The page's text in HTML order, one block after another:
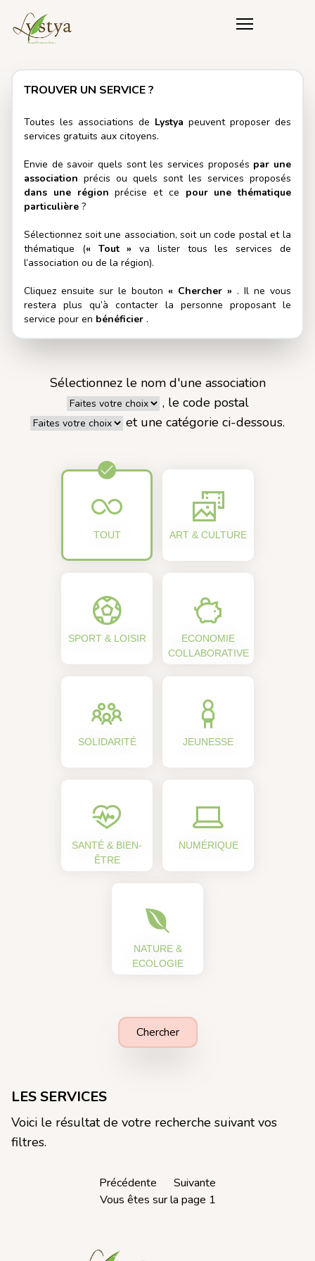
TROUVER UN SERVICE ?
Toutes les associations de Lystya peuvent proposer des
services gratuits aux citoyens.
Envie de savoir quels sont les services proposés par une
association précis ou quels sont les services proposés
dans une régionprécise et ce pour une thématique
particulière ?
Sélectionnez soit une association, soit un code postal et la
thématique (« Tout » va lister tous les services de
l’association ou de la région).
Cliquez ensuite sur le bouton « Chercher » . Il ne vous
restera plus qu’à contacter la personne proposant le
service pour en bénéficier .
Sélectionnez le nom d'une association
, le code postal
et une catégorie ci-dessous.
TOUT ART & CULTURE
SPORT & LOISIR
ECONOMIE
COLLABORATIVE
SOLIDARITÉ JEUNESSE
SANTÉ & BIEN-
ÊTRE
NUMÉRIQUE
NATURE &
ECOLOGIE
Chercher
LES SERVICES
Voici le résultat de votre recherche suivant vos
filtres.
Précédente
Suivante
Vous êtes sur la page 1